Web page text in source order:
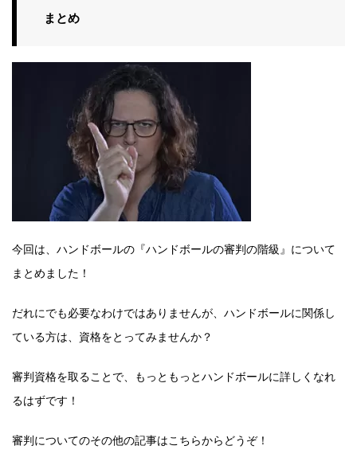
まとめ
今回は、ハンドボールの『ハンドボールの審判の階級』について
まとめました！
だれにでも必要なわけではありませんが、ハンドボールに関係し
ている方は、資格をとってみませんか？
審判資格を取ることで、もっともっとハンドボールに詳しくなれ
るはずです！
審判についてのその他の記事はこちらからどうぞ！